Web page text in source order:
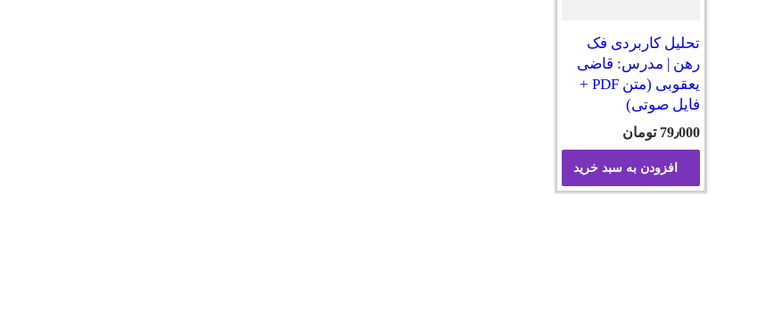
تحلیل کاربردی فک
رهن | مدرس: قاضی
یعقوبی (متن PDF +
فایل صوتی)
79٫000 تومان
افزودن به سبد خرید